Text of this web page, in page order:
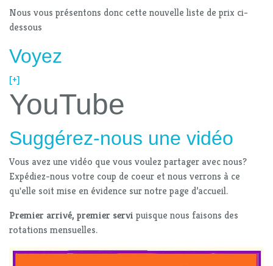
Nous vous présentons donc cette nouvelle liste de prix ci-
dessous
Voyez
[+]
YouTube
Suggérez-nous une vidéo
Vous avez une vidéo que vous voulez partager avec nous?
Expédiez-nous votre coup de coeur et nous verrons à ce
qu'elle soit mise en évidence sur notre page d’accueil.
Premier arrivé, premier servi puisque nous faisons des
rotations mensuelles.